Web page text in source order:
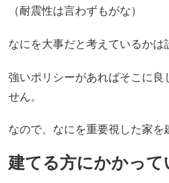
（耐震性は言わずもがな）
なにを大事だと考えているかは
強いポリシーがあればそこに良
せん。
なので、なにを重要視した家を
建てる方にかかって